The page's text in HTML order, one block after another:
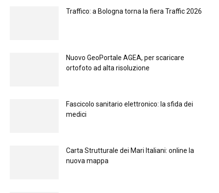
Traffico: a Bologna torna la fiera Traffic 2026
Nuovo GeoPortale AGEA, per scaricare
ortofoto ad alta risoluzione
Fascicolo sanitario elettronico: la sfida dei
medici
Carta Strutturale dei Mari Italiani: online la
nuova mappa